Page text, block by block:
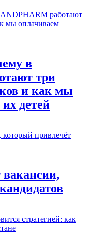
в
три
и как мы
детей
вакансии,